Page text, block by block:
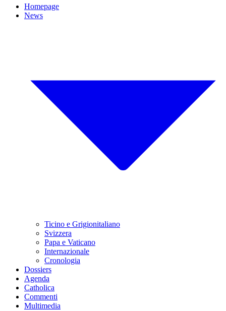
Homepage
News
Ticino e Grigionitaliano
Svizzera
Papa e Vaticano
Internazionale
Cronologia
Dossiers
Agenda
Catholica
Commenti
Multimedia